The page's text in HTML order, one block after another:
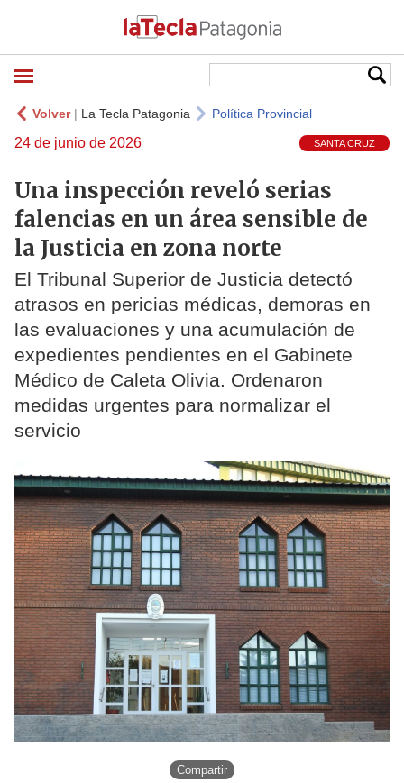
Volver| La Tecla Patagonia Política Provincial
24 de junio de 2026 SANTA CRUZ
Una inspección reveló serias
falencias en un área sensible de
la Justicia en zona norte
El Tribunal Superior de Justicia detectó
atrasos en pericias médicas, demoras en
las evaluaciones y una acumulación de
expedientes pendientes en el Gabinete
Médico de Caleta Olivia. Ordenaron
medidas urgentes para normalizar el
servicio
Compartir